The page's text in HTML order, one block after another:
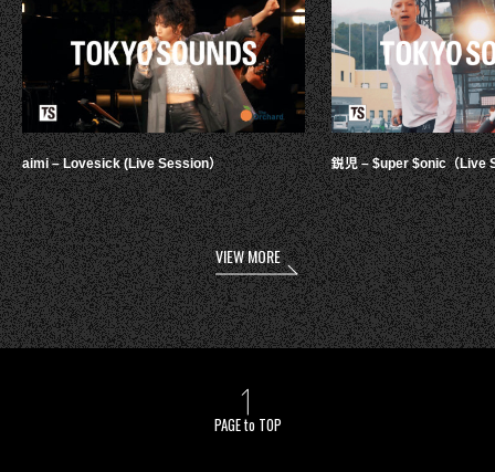
aimi – Lovesick (Live Session） 鋭児 – $uper $onic（Live
VIEW MORE
PAGE to TOP